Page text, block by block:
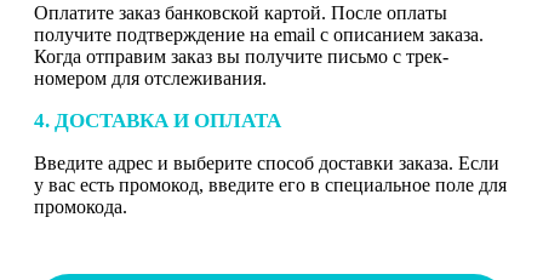
Оплатите заказ банковской картой. После оплаты
получите подтверждение на email с описанием заказа.
Когда отправим заказ вы получите письмо с трек-
номером для отслеживания.
4. ДОСТАВКА И ОПЛАТА
Введите адрес и выберите способ доставки заказа. Если
у вас есть промокод, введите его в специальное поле для
промокода.